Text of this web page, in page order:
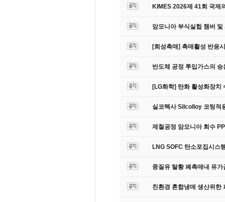
KIMES 2026제 41회 국제
암모니아 부식실헙 챔버 및
[희성촉매] 촉매활성 반응
반도체 공정 투입가스의
[LG화학] 탄화 활성화장치
실코텍사 Silcolloy 코팅적
제철공정 암모니아 회수
LNG SOFC 탄소포집시스
중질유 탈황 폐촉매내 유
친환경 혼합냉매 생산위한